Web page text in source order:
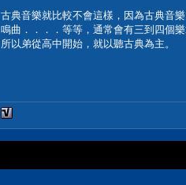
古典音樂就比較不會這樣，因為古典音
鳴曲．．．．等等，通常會有三到四個
所以弟從高中開始，就以聽古典為主。